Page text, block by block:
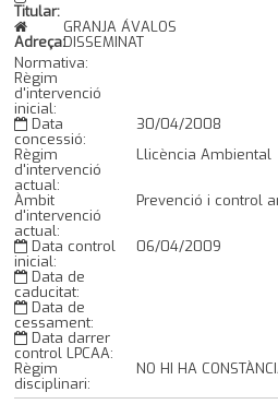
Titular:
Adreça:
GRANJA ÁVALOS
DISSEMINAT
Normativa:
Règim
d'intervenció
inicial:
Data
concessió:
30/04/2008
Règim
d'intervenció
actual:
Llicència Ambiental
Àmbit
d'intervenció
actual:
Prevenció i control
Data control
inicial:
06/04/2009
Data de
caducitat:
Data de
cessament:
Data darrer
control LPCAA:
Règim
disciplinari:
NO HI HA